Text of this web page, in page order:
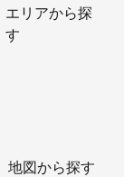
エリアから探
す
地図から探す